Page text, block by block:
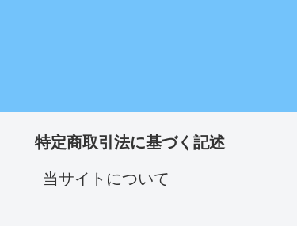
特定商取引法に基づく記述
当サイトについて